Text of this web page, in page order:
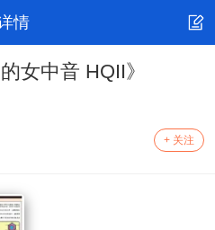
情
女中音 HQII》
+ 关注